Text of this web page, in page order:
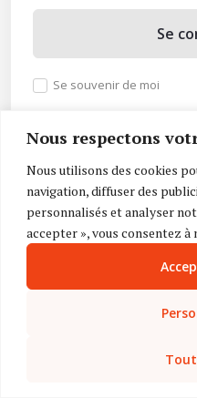
Nous respectons
Nous utilisons des cookies
navigation, diffuser des
personnalisés et analyser
accepter », vous consentez
Se
Se souvenir de moi
Vous n’avez pas de